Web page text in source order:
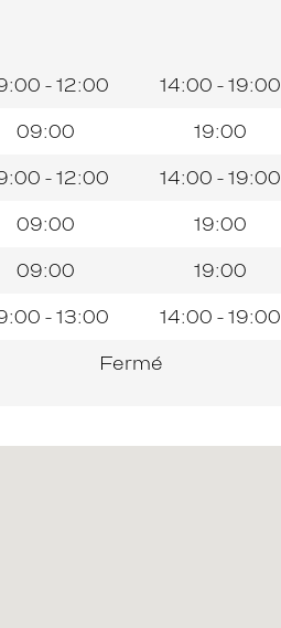
- 12:00 14:00 - 19:00
09:00 19:00
- 12:00 14:00 - 19:00
09:00 19:00
09:00 19:00
- 13:00 14:00 - 19:00
Fermé